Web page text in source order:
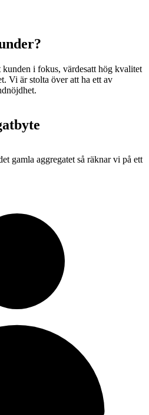
kunden i fokus, värdesatt hög kvalitet
Vi är stolta över att ha ett av
gamla aggregatet så räknar vi på ett